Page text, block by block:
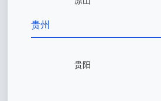
贵州
贵阳